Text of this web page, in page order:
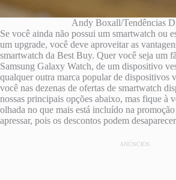
Andy Boxall/Tendências
Se você ainda não possui um smartwatch ou
um upgrade, você deve aproveitar as
smartwatch da Best Buy. Quer você seja um
Samsung Galaxy Watch, de um dispositivo
qualquer outra marca popular de dispositivos
você nas dezenas de ofertas de smartwatch
nossas principais opções abaixo, mas fique à
olhada no que mais está incluído na
apressar, pois os descontos podem
ANÚNCIOS